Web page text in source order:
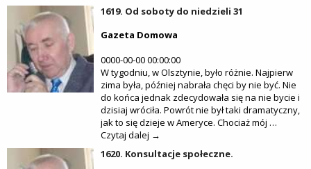
1619. Od soboty do niedzieli 31
Gazeta Domowa
0000-00-00 00:00:00
W tygodniu, w Olsztynie, było różnie. Najpierw
zima była, później nabrała chęci by nie być. Nie
do końca jednak zdecydowała się na nie bycie i
dzisiaj wróciła. Powrót nie był taki dramatyczny,
jak to się dzieje w Ameryce. Chociaż mój …
Czytaj dalej →
1620. Konsultacje społeczne.